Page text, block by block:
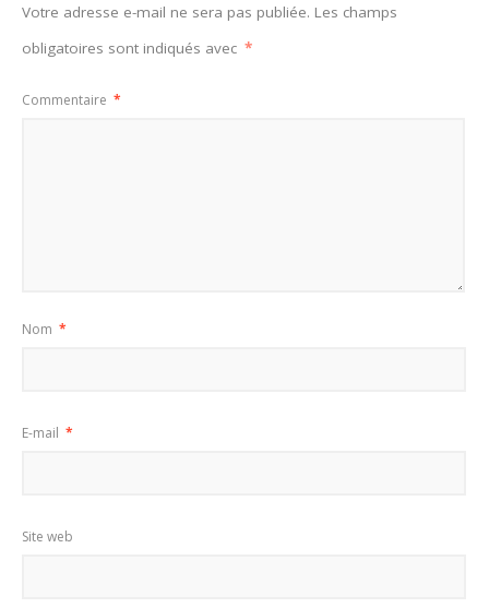
Votre adresse e-mail ne sera pas publiée. Les champs
obligatoires sont indiqués avec *
Commentaire *
Nom *
E-mail *
Site web